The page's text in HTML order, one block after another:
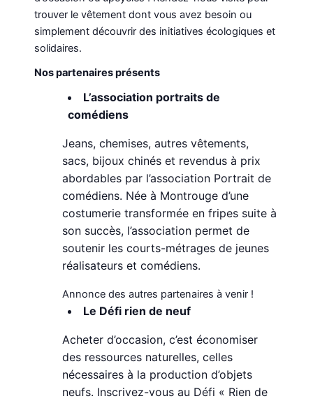
trouver le vêtement dont vous avez besoin ou
simplement découvrir des initiatives écologiques et
solidaires.
Nos partenaires présents
L’association portraits de
comédiens
Jeans, chemises, autres vêtements,
sacs, bijoux chinés et revendus à prix
abordables par l’association Portrait de
comédiens. Née à Montrouge d’une
costumerie transformée en fripes suite à
son succès, l’association permet de
soutenir les courts-métrages de jeunes
réalisateurs et comédiens.
Annonce des autres partenaires à venir !
Le Défi rien de neuf
Acheter d’occasion, c’est économiser
des ressources naturelles, celles
nécessaires à la production d’objets
neufs. Inscrivez-vous au Défi « Rien de